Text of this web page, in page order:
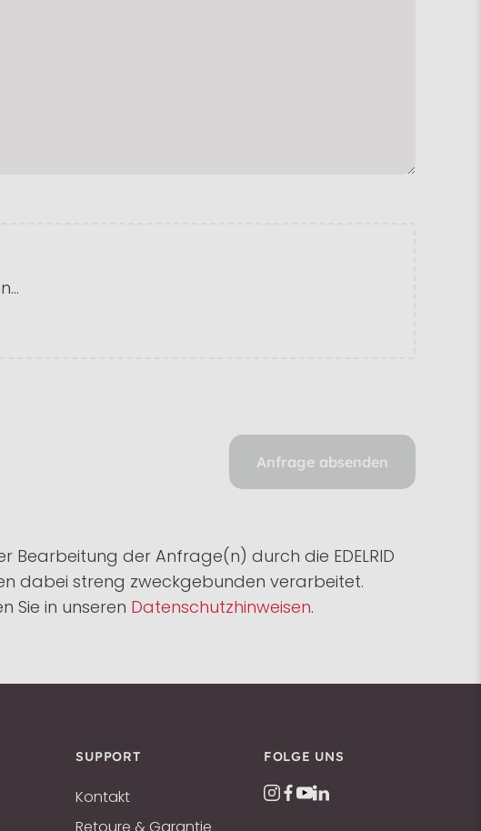
Anfrage absenden
der Anfrage(n) durch die EDELRID
dabei streng zweckgebunden verarbeitet.
Sie in unseren Datenschutzhinweisen.
SUPPORT
Kontakt
FOLGE UNS